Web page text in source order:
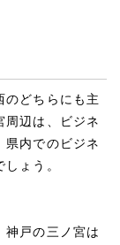
のどちらにも主
周辺は、ビジネ
県内でのビジネ
ょう。
神戸の三ノ宮は